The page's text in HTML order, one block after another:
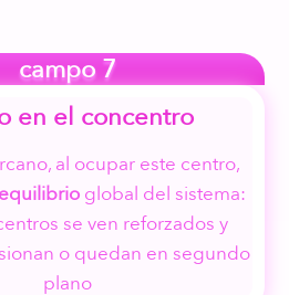
campo 7
en el concentro
al ocupar este centro,
equilibrioglobal del sistema:
se ven reforzados y
o quedan en segundo
plano